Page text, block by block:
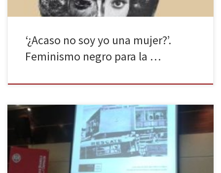
‘¿Acaso no soy yo una mujer?’.
Feminismo negro para la …
El jueves 12 de marzo tuvo lugar un acto en la Facultad de
Políticas y Sociología de la Universidad Complutense de Madrid
con motivo de la sentencia dictada el pasado mes de enero en la